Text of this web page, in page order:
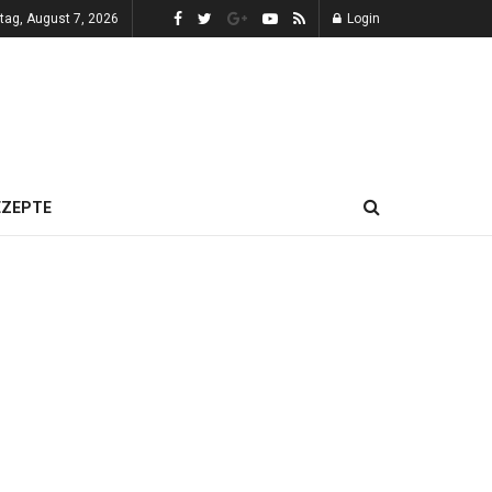
August 7, 2026 Login